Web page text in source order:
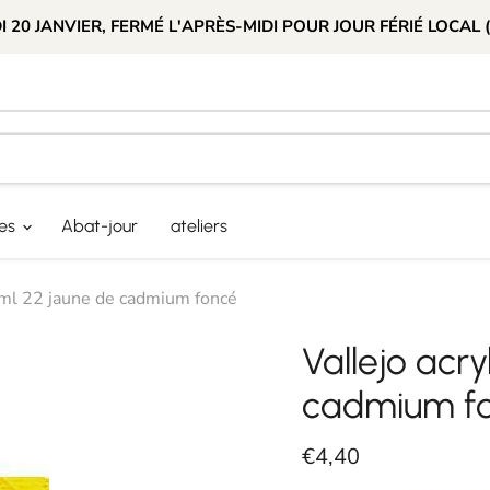
20 JANVIER, FERMÉ L'APRÈS-MIDI POUR JOUR FÉRIÉ LOCAL
Abat-jour ateliers
22 jaune de cadmium foncé
Vallejo
cadmium
Prix actuel
€4,40